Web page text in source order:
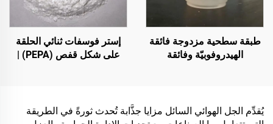
طبقة سطحية مزدوجة فائقة
الهيدروفوبيّة وفائقة
تتطلب خصائص مقاومة للماء
إستر فوسفات ثنائي الحلقة
على شكل قفص (PEPA) |
الفينيل (EVA)
يُقدِّم الجل الهوائي السائل مزايا جذَّابة تُحدث ثورةً في الطريقة